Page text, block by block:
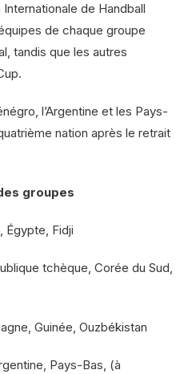
de Handball
de chaque groupe
tandis que les autres
l’Argentine et les Pays-
nation après le retrait
groupes
Égypte, Fidji
tchèque, Corée du Sud,
Guinée, Ouzbékistan
Pays-Bas, (à